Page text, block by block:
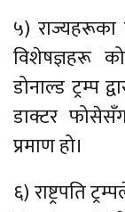
५) राज्यहरूका
विशेषज्ञहरू
डोनाल्ड ट्रम्प
डाक्टर
प्रमाण हो।
६) राष्ट्रपति